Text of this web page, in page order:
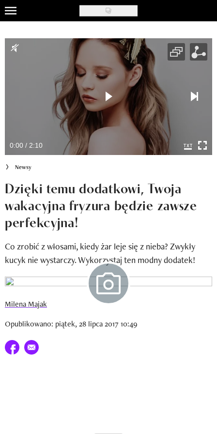
Skip
to
main
content
Moda
Newsy
Newsletter
Wizaz Summer Influ School
Mój profil / Zarejestruj się
0:00 / 2:10
Newsy
Dzięki temu dodatkowi, Twoja
wakacyjna fryzura będzie zawsze
perfekcyjna!
Co zrobić z włosami, kiedy żar leje się z nieba? Zwykły
kucyk nie wystarczy. Wykorzystaj ten modny dodatek!
Milena Majak
Opublikowano: piątek, 28 lipca 2017 10:49
Udostępnij na facebook
E-mail do przyjaciela